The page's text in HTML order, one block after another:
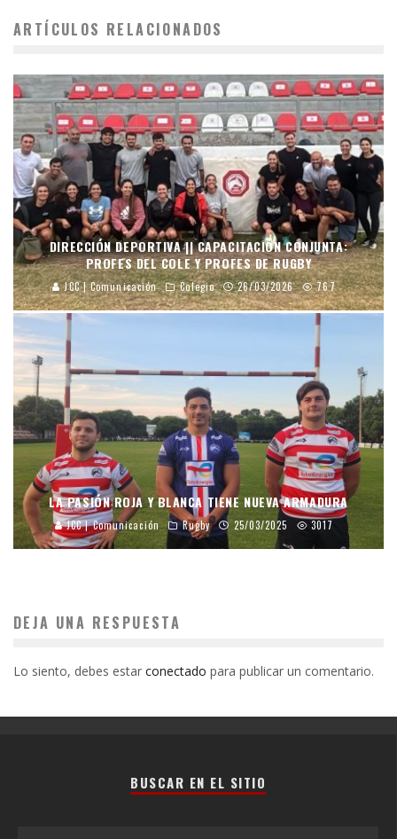
ARTÍCULOS RELACIONADOS
DIRECCIÓN DEPORTIVA || CAPACITACIÓN CONJUNTA:
PROFES DEL COLE Y PROFES DE RUGBY
JCC | Comunicación Colegio 26/03/2026 767
LA PASIÓN ROJA Y BLANCA TIENE NUEVA ARMADURA
JCC | Comunicación Rugby 25/03/2025 3017
DEJA UNA RESPUESTA
Lo siento, debes estar conectado para publicar un comentario.
BUSCAR EN EL SITIO